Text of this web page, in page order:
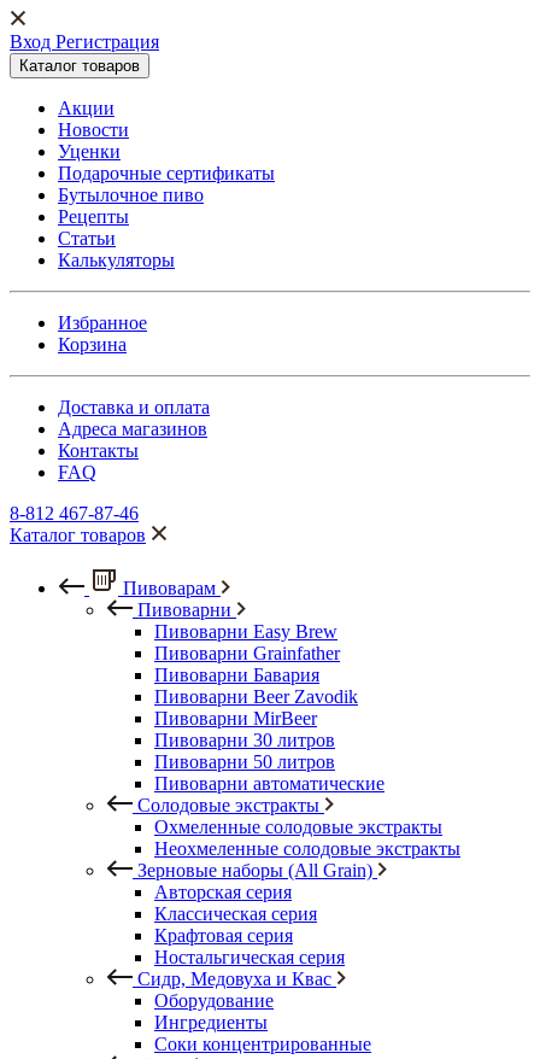
Вход Регистрация
Каталог товаров
Акции
Новости
Уценки
Подарочные сертификаты
Бутылочное пиво
Рецепты
Статьи
Калькуляторы
Избранное
Корзина
Доставка и оплата
Адреса магазинов
Контакты
FAQ
8-812 467-87-46
Каталог товаров
Пивоварам
Пивоварни
Пивоварни Easy Brew
Пивоварни Grainfather
Пивоварни Бавария
Пивоварни Beer Zavodik
Пивоварни MirBeer
Пивоварни 30 литров
Пивоварни 50 литров
Пивоварни автоматические
Солодовые экстракты
Охмеленные солодовые экстракты
Неохмеленные солодовые экстракты
Зерновые наборы (All Grain)
Авторская серия
Классическая серия
Крафтовая серия
Ностальгическая серия
Сидр, Медовуха и Квас
Оборудование
Ингредиенты
Соки концентрированные